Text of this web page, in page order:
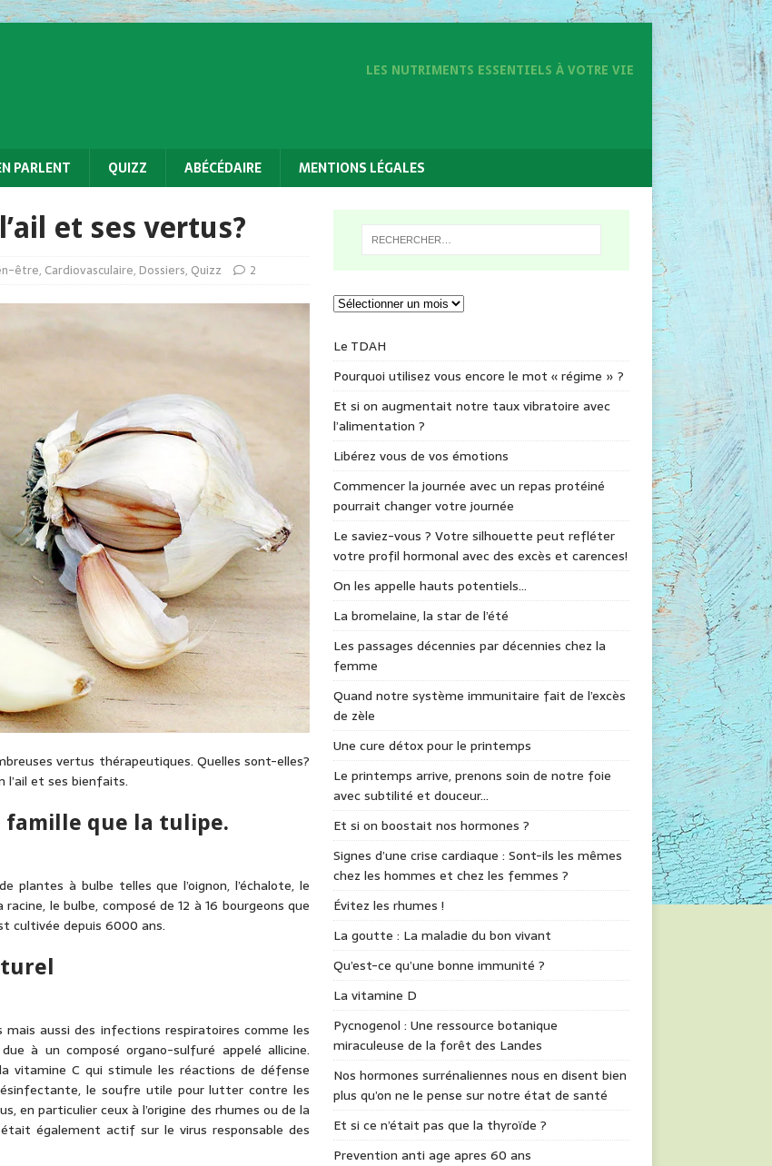
LES NUTRIMENTS ESSENTIELS À VOTRE VIE
PARLENT QUIZZ ABÉCÉDAIRE MENTIONS LÉGALES
et ses vertus?
être, Cardiovasculaire, Dossiers, Quizz 2
vertus thérapeutiques. Quelles sont-elles?
l’ail et ses bienfaits.
famille que la tulipe.
plantes à bulbe telles que l’oignon, l’échalote, le
le bulbe, composé de 12 à 16 bourgeons que
cultivée depuis 6000 ans.
aussi des infections respiratoires comme les
à un composé organo-sulfuré appelé allicine.
vitamine C qui stimule les réactions de défense
le soufre utile pour lutter contre les
en particulier ceux à l’origine des rhumes ou de la
également actif sur le virus responsable des
Le TDAH
Pourquoi utilisez vous encore le mot « régime » ?
Et si on augmentait notre taux vibratoire avec
l’alimentation ?
Libérez vous de vos émotions
Commencer la journée avec un repas protéiné
pourrait changer votre journée
Le saviez-vous ? Votre silhouette peut refléter
votre profil hormonal avec des excès et carences!
On les appelle hauts potentiels…
La bromelaine, la star de l’été
Les passages décennies par décennies chez la
femme
Quand notre système immunitaire fait de l’excès
de zèle
Une cure détox pour le printemps
Le printemps arrive, prenons soin de notre foie
avec subtilité et douceur…
Et si on boostait nos hormones ?
Signes d’une crise cardiaque : Sont-ils les mêmes
chez les hommes et chez les femmes ?
Évitez les rhumes !
La goutte : La maladie du bon vivant
Qu’est-ce qu’une bonne immunité ?
La vitamine D
Pycnogenol : Une ressource botanique
miraculeuse de la forêt des Landes
Nos hormones surrénaliennes nous en disent bien
plus qu’on ne le pense sur notre état de santé
Et si ce n’était pas que la thyroïde ?
Prevention anti age apres 60 ans